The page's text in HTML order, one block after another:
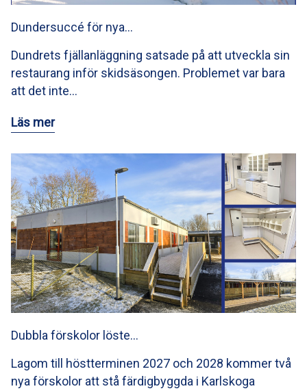
Dundersuccé för nya…
Dundrets fjällanläggning satsade på att utveckla sin
restaurang inför skidsäsongen. Problemet var bara
att det inte…
Läs mer
Dubbla förskolor löste…
Lagom till höstterminen 2027 och 2028 kommer två
nya förskolor att stå färdigbyggda i Karlskoga